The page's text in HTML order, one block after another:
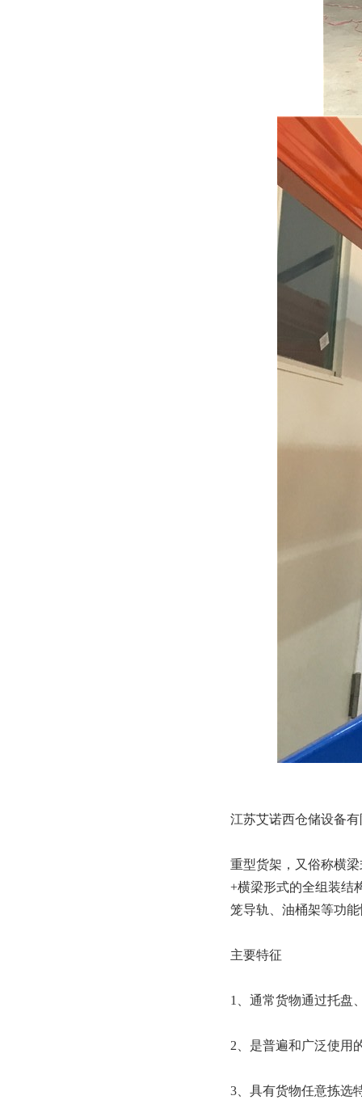
江苏艾诺西仓储设备
重型货架，又俗称横
+横梁形式的全组装结
笼导轨、油桶架等功
主要特征
1、通常货物通过托盘
2、是普遍和广泛使用
3、具有货物任意拣选